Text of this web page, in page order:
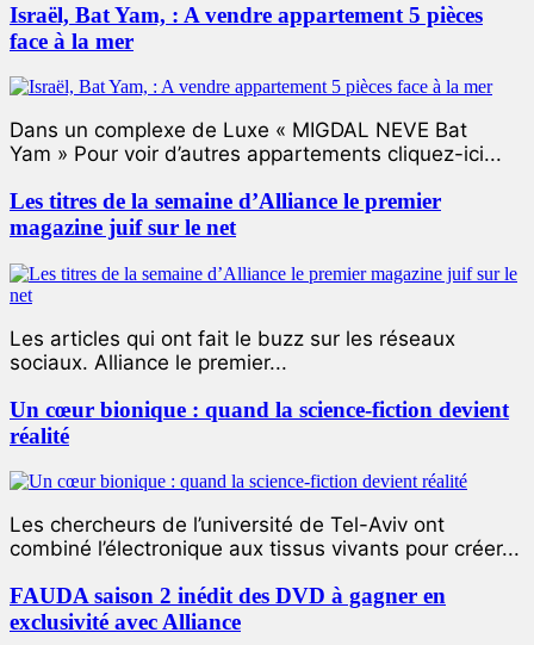
Israël, Bat Yam, : A vendre appartement 5 pièces
face à la mer
Dans un complexe de Luxe « MIGDAL NEVE Bat
Yam » Pour voir d’autres appartements cliquez-ici...
Les titres de la semaine d’Alliance le premier
magazine juif sur le net
Les articles qui ont fait le buzz sur les réseaux
sociaux. Alliance le premier...
Un cœur bionique : quand la science-fiction devient
réalité
Les chercheurs de l’université de Tel-Aviv ont
combiné l’électronique aux tissus vivants pour créer...
FAUDA saison 2 inédit des DVD à gagner en
exclusivité avec Alliance